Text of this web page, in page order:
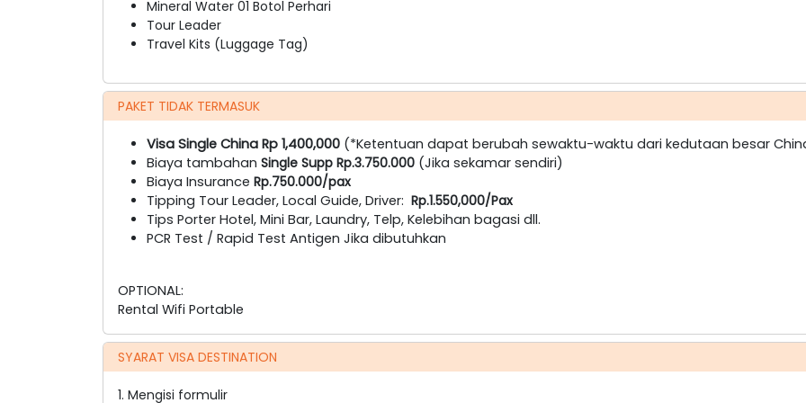
Mineral Water 01 Botol Perhari
Tour Leader
Travel Kits (Luggage Tag)
PAKET TIDAK TERMASUK
Visa Single China Rp 1,400,000 (*Ketentuan dapat berubah sewaktu-waktu dari kedutaan besar
Biaya tambahan Single Supp Rp.3.750.000 (Jika sekamar sendiri)
Biaya Insurance Rp.750.000/pax
Tipping Tour Leader, Local Guide, Driver: Rp.1.550,000/Pax
Tips Porter Hotel, Mini Bar, Laundry, Telp, Kelebihan bagasi dll.
PCR Test / Rapid Test Antigen Jika dibutuhkan
OPTIONAL:
Rental Wifi Portable
SYARAT VISA DESTINATION
1. Mengisi formulir